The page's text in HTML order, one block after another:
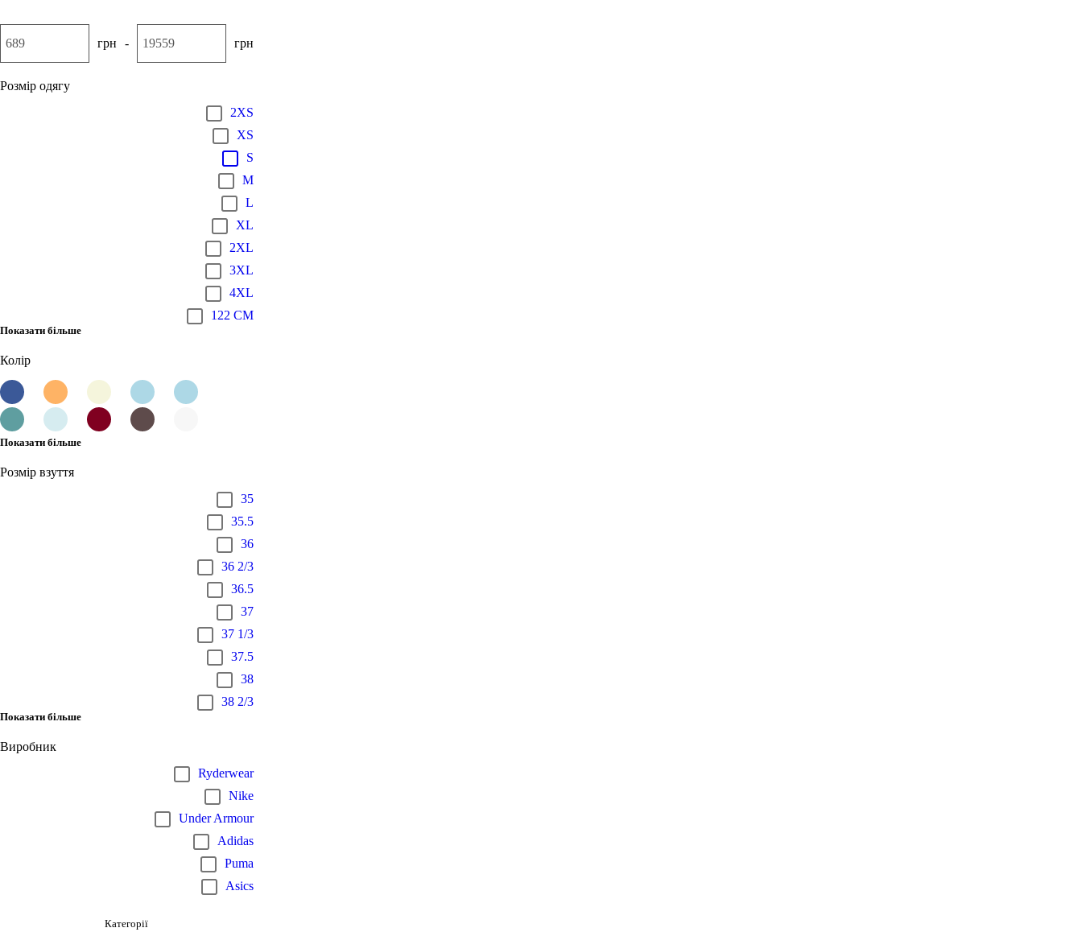
грн - грн
Розмір одягу
2XS
XS
S
M
L
XL
2XL
3XL
4XL
122 CM
Показати більше
Колір
Показати більше
Розмір взуття
35
35.5
36
36 2/3
36.5
37
37 1/3
37.5
38
38 2/3
Показати більше
Виробник
Ryderwear
Nike
Under Armour
Adidas
Puma
Asics
Категорії